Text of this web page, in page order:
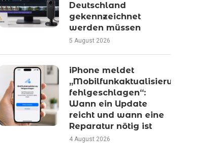
Deutschland
gekennzeichnet
werden müssen
5 August 2026
iPhone meldet
„Mobilfunkaktualisierung
fehlgeschlagen“:
Wann ein Update
reicht und wann eine
Reparatur nötig ist
4 August 2026